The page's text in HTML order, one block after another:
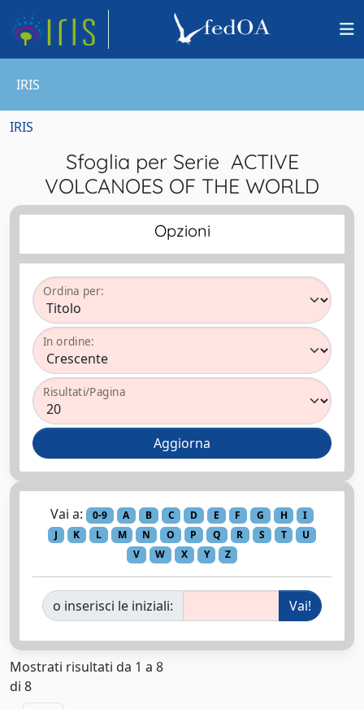
IRIS
IRIS
Sfoglia per Serie ACTIVE
VOLCANOES OF THE WORLD
Opzioni
Ordina per:
In ordine:
Risultati/Pagina
Vai a: 0-9 A B C D E F G H
I
J
K L M N O P Q R S T
U
V
W X Y Z
o inserisci le iniziali:
Mostrati risultati da 1 a 8
di 8